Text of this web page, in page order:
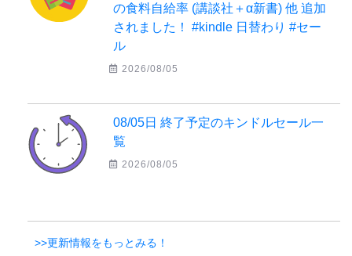
の食料自給率 (講談社＋α新書) 他 追加
されました！ #kindle 日替わり #セー
ル
2026/08/05
08/05日 終了予定のキンドルセール一
覧
2026/08/05
>>更新情報をもっとみる！